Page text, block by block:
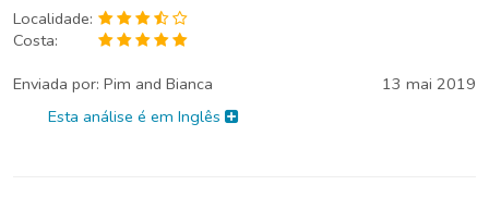
Localidade:
Costa:
Enviada por: Pim and Bianca
13 mai 2019
Esta análise é em Inglês